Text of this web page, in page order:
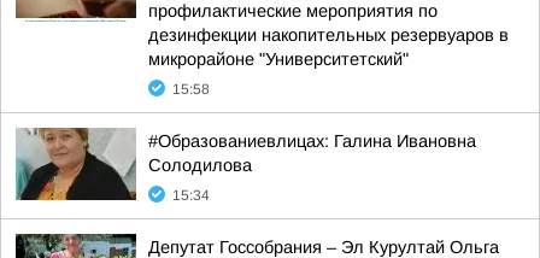
профилактические мероприятия по
дезинфекции накопительных резервуаров в
микрорайоне "Университетский"
15:58
#Образованиевлицах: Галина Ивановна
Солодилова
15:34
Депутат Госсобрания – Эл Курултай Ольга